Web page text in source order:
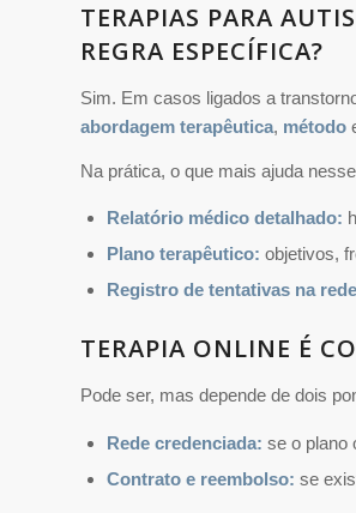
TERAPIAS PARA
REGRA ESPECÍFICA?
Sim. Em casos ligados a
abordagem terapêutica, método
Na prática, o que mais ajuda
Relatório médico detalhado:
Plano terapêutico: objetivos,
Registro de tentativas na
TERAPIA ONLINE É
Pode ser, mas depende de dois
Rede credenciada: se o plano
Contrato e reembolso: se